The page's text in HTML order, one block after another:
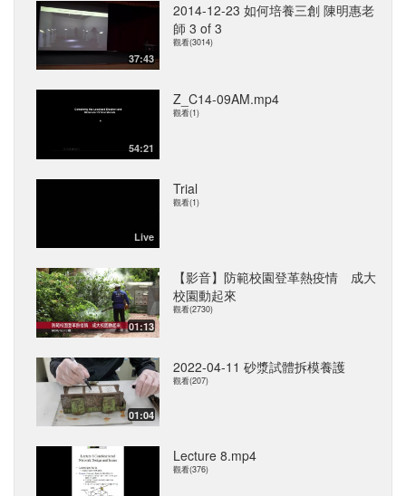
37:43
2014-12-23 如何培養三創 陳明惠老
師 3 of 3
觀看(3014)
54:21
Z_C14-09AM.mp4
觀看(1)
Live
Trial
觀看(1)
01:13
【影音】防範校園登革熱疫情 成大
校園動起來
觀看(2730)
01:04
2022-04-11 砂漿試體拆模養護
觀看(207)
Lecture 8.mp4
觀看(376)